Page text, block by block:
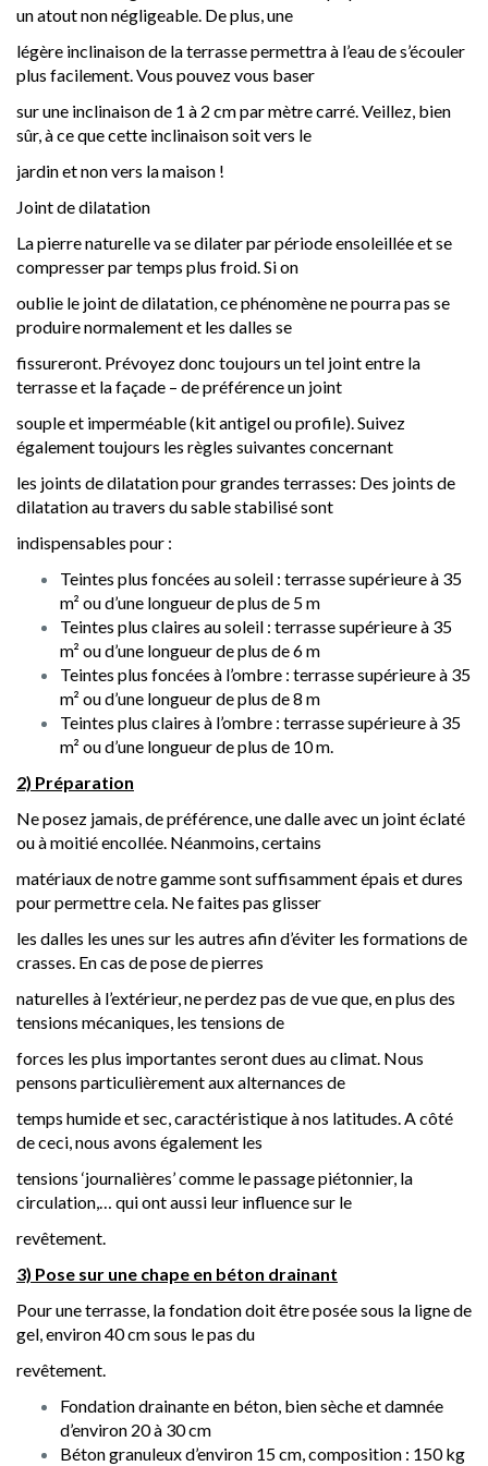
un atout non négligeable. De plus, une
légère inclinaison de la terrasse permettra à l’eau de s’écouler
plus facilement. Vous pouvez vous baser
sur une inclinaison de 1 à 2 cm par mètre carré. Veillez, bien
sûr, à ce que cette inclinaison soit vers le
jardin et non vers la maison !
Joint de dilatation
La pierre naturelle va se dilater par période ensoleillée et se
compresser par temps plus froid. Si on
oublie le joint de dilatation, ce phénomène ne pourra pas se
produire normalement et les dalles se
fissureront. Prévoyez donc toujours un tel joint entre la
terrasse et la façade – de préférence un joint
souple et imperméable (kit antigel ou profile). Suivez
également toujours les règles suivantes concernant
les joints de dilatation pour grandes terrasses: Des joints de
dilatation au travers du sable stabilisé sont
indispensables pour :
Teintes plus foncées au soleil : terrasse supérieure à 35
m² ou d’une longueur de plus de 5 m
Teintes plus claires au soleil : terrasse supérieure à 35
m² ou d’une longueur de plus de 6 m
Teintes plus foncées à l’ombre : terrasse supérieure à 35
m² ou d’une longueur de plus de 8 m
Teintes plus claires à l’ombre : terrasse supérieure à 35
m² ou d’une longueur de plus de 10 m.
2) Préparation
Ne posez jamais, de préférence, une dalle avec un joint éclaté
ou à moitié encollée. Néanmoins, certains
matériaux de notre gamme sont suffisamment épais et dures
pour permettre cela. Ne faites pas glisser
les dalles les unes sur les autres afin d’éviter les formations de
crasses. En cas de pose de pierres
naturelles à l’extérieur, ne perdez pas de vue que, en plus des
tensions mécaniques, les tensions de
forces les plus importantes seront dues au climat. Nous
pensons particulièrement aux alternances de
temps humide et sec, caractéristique à nos latitudes. A côté
de ceci, nous avons également les
tensions ‘journalières’ comme le passage piétonnier, la
circulation,… qui ont aussi leur influence sur le
revêtement.
3) Pose sur une chape en béton drainant
Pour une terrasse, la fondation doit être posée sous la ligne de
gel, environ 40 cm sous le pas du
revêtement.
Fondation drainante en béton, bien sèche et damnée
d’environ 20 à 30 cm
Béton granuleux d’environ 15 cm, composition : 150 kg